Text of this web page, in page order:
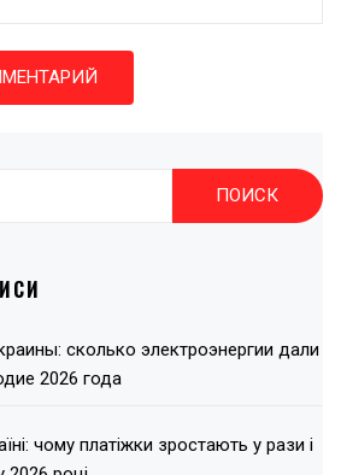
сколько электроэнергии дали
2026 года
чому платіжки зростають у рази і